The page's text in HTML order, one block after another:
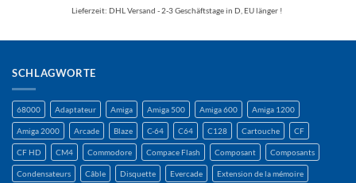
Lieferzeit: DHL Versand - 2-3 Geschäftstage in D, EU länger !
SCHLAGWORTE
68000 Adaptateur Amiga Amiga 500 Amiga 600 Amiga 1200
Amiga 2000 Arcade Blaze C-64 C64 C128 Cartouche CF
CF HD CM4 Commodore Compace Flash Composant Composants
Condensateurs Câble Disquette Evercade Extension de la mémoire